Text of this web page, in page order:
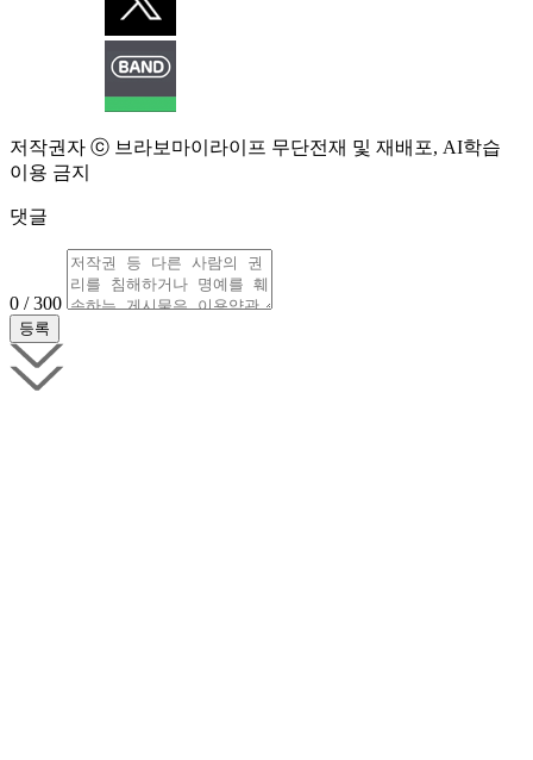
저작권자 ⓒ 브라보마이라이프 무단전재 및 재배포, AI학습
이용 금지
댓글
0 / 300